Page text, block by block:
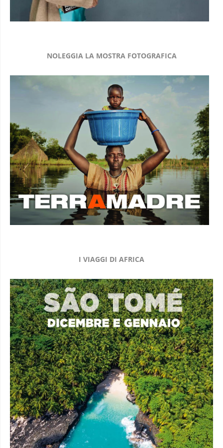
NOLEGGIA LA MOSTRA FOTOGRAFICA
I VIAGGI DI AFRICA